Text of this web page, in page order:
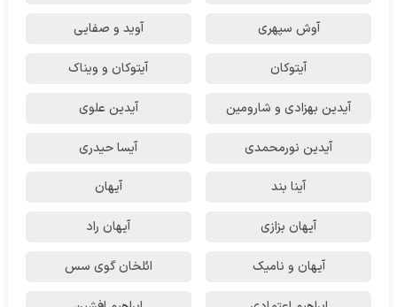
آوش سپهری آوید و صفایی
آیتوکان آیتوکان و ویناک
آیدین بهزادی و شارومین آیدین علوی
آیدین نورمحمدی آیسا حیدری
آینا بند آیهان
آیهان بزازی آیهان راد
آیهان و نامیک ائلخان گوی سس